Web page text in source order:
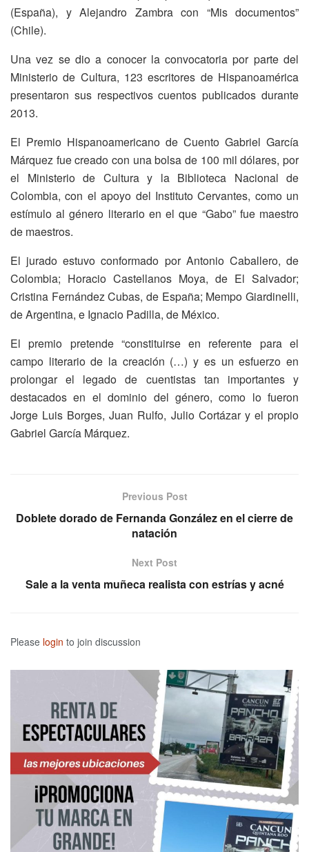
(España), y Alejandro Zambra con “Mis documentos”
(Chile).
Una vez se dio a conocer la convocatoria por parte del
Ministerio de Cultura, 123 escritores de Hispanoamérica
presentaron sus respectivos cuentos publicados durante
2013.
El Premio Hispanoamericano de Cuento Gabriel García
Márquez fue creado con una bolsa de 100 mil dólares, por
el Ministerio de Cultura y la Biblioteca Nacional de
Colombia, con el apoyo del Instituto Cervantes, como un
estímulo al género literario en el que “Gabo” fue maestro
de maestros.
El jurado estuvo conformado por Antonio Caballero, de
Colombia; Horacio Castellanos Moya, de El Salvador;
Cristina Fernández Cubas, de España; Mempo Giardinelli,
de Argentina, e Ignacio Padilla, de México.
El premio pretende “constituirse en referente para el
campo literario de la creación (…) y es un esfuerzo en
prolongar el legado de cuentistas tan importantes y
destacados en el dominio del género, como lo fueron
Jorge Luis Borges, Juan Rulfo, Julio Cortázar y el propio
Gabriel García Márquez.
Previous Post
Doblete dorado de Fernanda González en el cierre de
natación
Next Post
Sale a la venta muñeca realista con estrías y acné
Please login to join discussion